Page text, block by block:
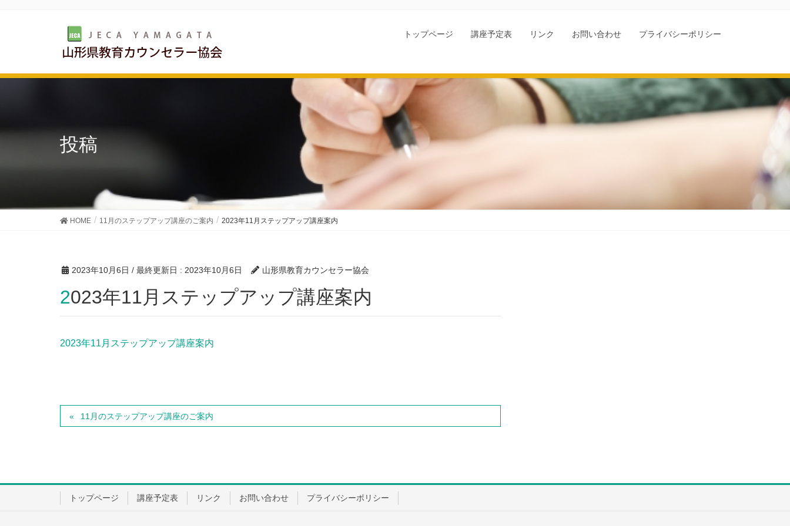
トップページ 講座予定表 リンク お問い合わせ プライバシーポリシー
投稿
HOME 11月のステップアップ講座のご案内 2023年11月ステップアップ講座案内
2023年10月6日 / 最終更新日 : 2023年10月6日 山形県教育カウンセラー協会
2023年11月ステップアップ講座案内
2023年11月ステップアップ講座案内
11月のステップアップ講座のご案内
トップページ 講座予定表 リンク お問い合わせ プライバシーポリシー